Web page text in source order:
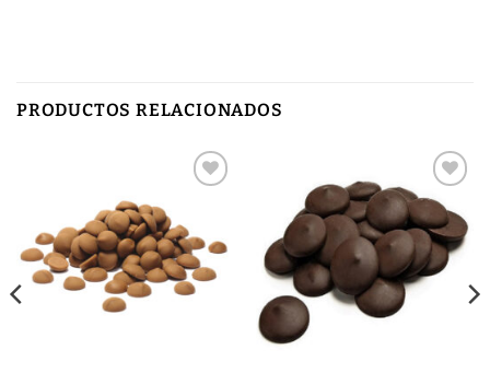
PRODUCTOS RELACIONADOS
lista de
deseos
Añadir
a la
lista de
deseos